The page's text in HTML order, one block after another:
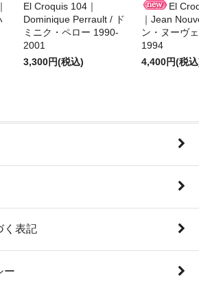
El Croquis 104｜
Dominique Perrault / ド
ミニク・ペロー 1990-
2001
3,300円(税込)
El
｜Jean
ン・ヌーヴ
1994
4,400円(税
く表記
ー